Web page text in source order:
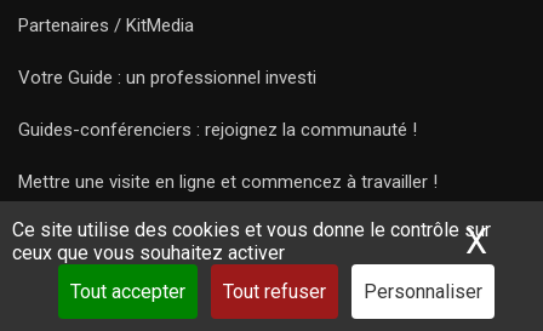
Ce site utilise des cookies et vous donne le contrôle sur
ceux que vous souhaitez activer
Tout accepter
Tout refuser Personnaliser
X
Partenaires / KitMedia
Votre Guide : un professionnel investi
Guides-conférenciers : rejoignez la communauté !
Mettre une visite en ligne et commencez à travailler !